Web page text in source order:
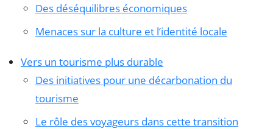
Des déséquilibres économiques
Menaces sur la culture et l’identité locale
Vers un tourisme plus durable
Des initiatives pour une décarbonation du
tourisme
Le rôle des voyageurs dans cette transition